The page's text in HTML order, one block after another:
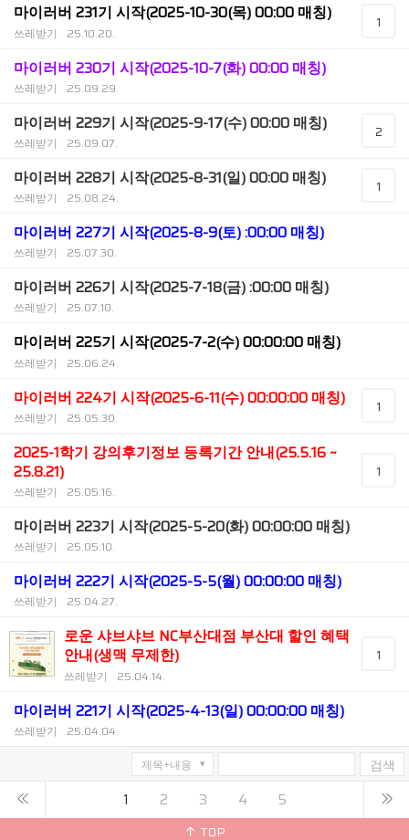
마이러버 231기 시작(2025-10-30(목) 00:00 매칭)
쓰레받기 25.10.20.
1
마이러버 230기 시작(2025-10-7(화) 00:00 매칭)
쓰레받기 25.09.29.
마이러버 229기 시작(2025-9-17(수) 00:00 매칭)
쓰레받기 25.09.07.
2
마이러버 228기 시작(2025-8-31(일) 00:00 매칭)
쓰레받기 25.08.24.
1
마이러버 227기 시작(2025-8-9(토) :00:00 매칭)
쓰레받기 25.07.30.
마이러버 226기 시작(2025-7-18(금) :00:00 매칭)
쓰레받기 25.07.10.
마이러버 225기 시작(2025-7-2(수) 00:00:00 매칭)
쓰레받기 25.06.24.
마이러버 224기 시작(2025-6-11(수) 00:00:00 매칭)
쓰레받기 25.05.30.
1
2025-1학기 강의후기정보 등록기간 안내(25.5.16 ~
25.8.21)
쓰레받기 25.05.16.
1
마이러버 223기 시작(2025-5-20(화) 00:00:00 매칭)
쓰레받기 25.05.10.
마이러버 222기 시작(2025-5-5(월) 00:00:00 매칭)
쓰레받기 25.04.27.
로운 샤브샤브 NC부산대점 부산대 할인 혜택
안내(생맥 무제한)
쓰레받기 25.04.14.
1
마이러버 221기 시작(2025-4-13(일) 00:00:00 매칭)
쓰레받기 25.04.04.
검색
1 2 3 4 5
TOP